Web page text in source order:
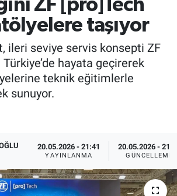
ZF [pro]Tech
taşıyor
ileri seviye servis konsepti ZF
Türkiye’de hayata geçirerek
teknik eğitimlerle
sunuyor.
20.05.2026 - 21:41
YAYINLANMA
20.05.2026 -
GÜNCELLEME